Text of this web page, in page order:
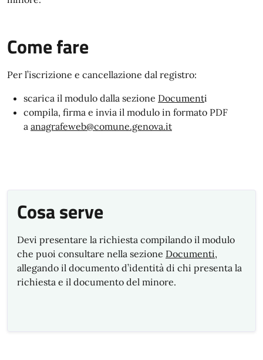
Come fare
Per l’iscrizione e cancellazione dal registro:
scarica il modulo dalla sezione Documenti
compila, firma e invia il modulo in formato PDF
a anagrafeweb@comune.genova.it
Cosa serve
Devi presentare la richiesta compilando il modulo
che puoi consultare nella sezione Documenti,
allegando il documento d’identità di chi presenta la
richiesta e il documento del minore.